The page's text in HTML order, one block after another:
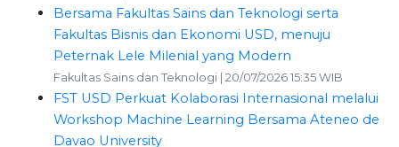
Bersama Fakultas Sains dan Teknologi serta
Fakultas Bisnis dan Ekonomi USD, menuju
Peternak Lele Milenial yang Modern
Fakultas Sains dan Teknologi | 20/07/2026 15:35 WIB
FST USD Perkuat Kolaborasi Internasional melalui
Workshop Machine Learning Bersama Ateneo de
Davao University